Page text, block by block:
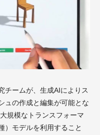
チームが、生成AIによりス
ュの作成と編集が可能とな
規模なトランスフォーマ
）モデルを利用すること